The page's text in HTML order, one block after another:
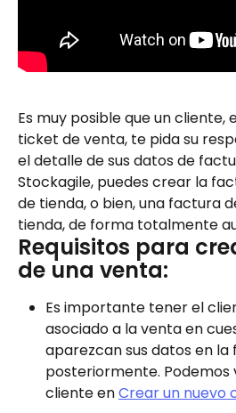
Es muy posible que un cliente,
ticket de venta, te pida su
el detalle de sus datos de
Stockagile, puedes crear la
de tienda, o bien, una factura
tienda, de forma totalmente
Requisitos para
de una venta:
Es importante tener el
asociado a la venta en
aparezcan sus datos en
posteriormente.
cliente en Crear un nuevo